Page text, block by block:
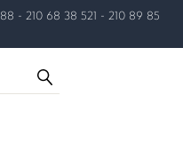
- 210 68 38 521 - 210 89 85